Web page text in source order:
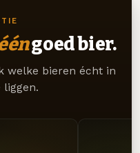
goed bier.
welke bieren écht in
liggen.